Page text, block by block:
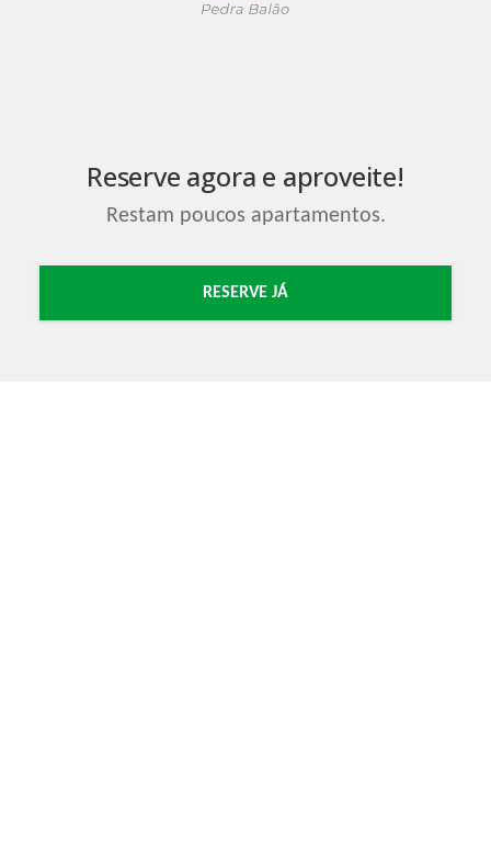
Reserve agora e aproveite!
Restam poucos apartamentos.
RESERVE JÁ